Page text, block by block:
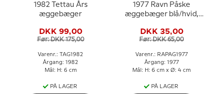
1982 Tettau Års
æggebæger
DKK 99,00
Før: DKK 175,00
Varenr.: TAG1982
Årgang: 1982
Mål: H: 6 cm
PÅ LAGER
1977 Ravn Påske
æggebæger blå/hvid,
DKK 35,00
Før: DKK 65,00
Varenr.: RAPAG1977
Årgang: 1977
Mål: H: 6 cm x Ø: 4 cm
PÅ LAGER